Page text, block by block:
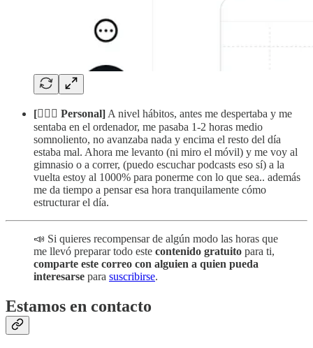
[🧔🏻‍♂️ Personal] A nivel hábitos, antes me despertaba y me
sentaba en el ordenador, me pasaba 1-2 horas medio
somnoliento, no avanzaba nada y encima el resto del día
estaba mal. Ahora me levanto (ni miro el móvil) y me voy al
gimnasio o a correr, (puedo escuchar podcasts eso sí) a la
vuelta estoy al 1000% para ponerme con lo que sea.. además
me da tiempo a pensar esa hora tranquilamente cómo
estructurar el día.
📣 Si quieres recompensar de algún modo las horas que
me llevó preparar todo este contenido gratuito para ti,
comparte este correo con alguien a quien pueda
interesarse para suscribirse.
Estamos en contacto